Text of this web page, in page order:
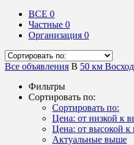
ВСЕ 0
Частные 0
Организация 0
Все объявления В 50 км
Фильтры
Сортировать по:
Сортировать по:
Цена: от низкой к
Цена: от высокой к
Актуальные выше